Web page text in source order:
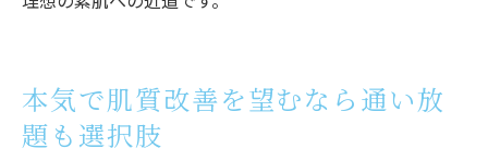
本気で肌質改善を望むなら通い放
題も選択肢